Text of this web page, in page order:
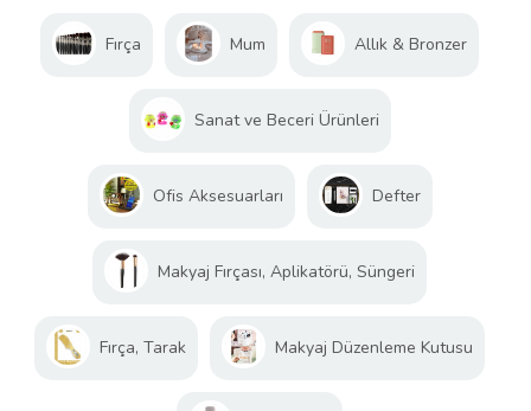
Fırça Mum Allık & Bronzer
Sanat ve Beceri Ürünleri
Ofis Aksesuarları Defter
Makyaj Fırçası, Aplikatörü, Süngeri
Fırça, Tarak Makyaj Düzenleme Kutusu